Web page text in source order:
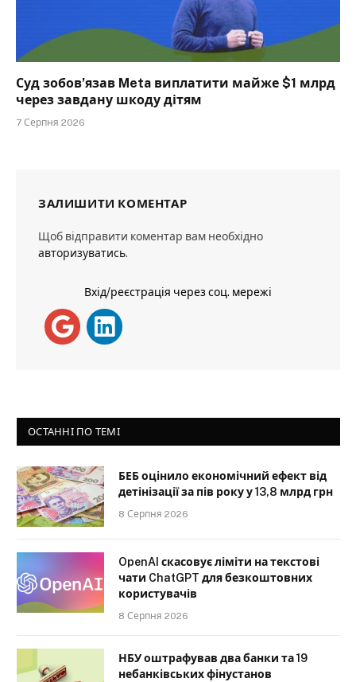
Суд зобов’язав Meta виплатити майже $1 млрд
через завдану шкоду дітям
7 Серпня 2026
ЗАЛИШИТИ КОМЕНТАР
Щоб відправити коментар вам необхідно
авторизуватись.
Вхід/реєстрація через соц. мережі
ОСТАННІ ПО ТЕМІ
БЕБ оцінило економічний ефект від
детінізації за пів року у 13,8 млрд грн
8 Серпня 2026
OpenAI скасовує ліміти на текстові
чати ChatGPT для безкоштовних
користувачів
8 Серпня 2026
НБУ оштрафував два банки та 19
небанківських фінустанов